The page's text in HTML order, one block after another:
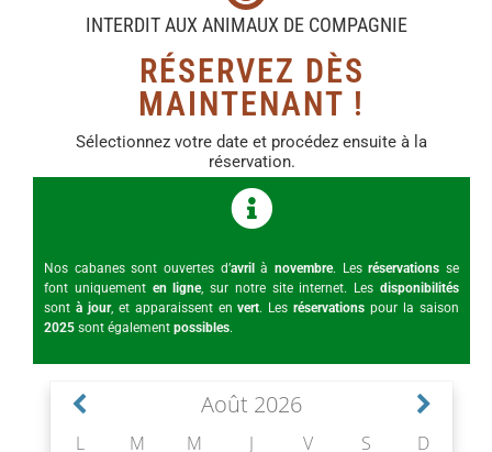
INTERDIT AUX ANIMAUX DE COMPAGNIE
RÉSERVEZ DÈS
MAINTENANT !
Sélectionnez votre date et procédez ensuite à la
réservation.
Nos cabanes sont ouvertes d’avril ànovembre. Lesréservations se
font uniquement en ligne, sur notre site internet. Lesdisponibilités
sont à jour, et apparaissent envert. Lesréservations pour la saison
2025 sont également possibles.